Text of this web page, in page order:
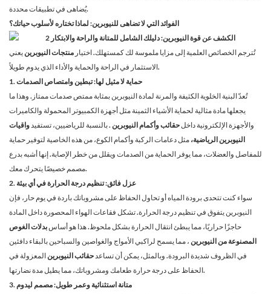
يُضاهى في تطبيقات محددة.
الفوائد التي لا تضاهى للنيوبرين: لماذا تختاره لأسلوب حياتك؟
تُترجم الخصائص العلمية إلى مزايا ملموسة لك كمستهلك. اختيار منتجات النيوبرينيعني
الاستثمار في الراحة والحماية والأداء الذي يدوم طويلاً.
1. حماية لا مثيل لها: تبطين وامتصاص الصدمات
تُعدّ البنية الخلوية الكثيفة والمرنة لمادة النيوبرين بمثابة ممتص صدمات ممتاز. وهذا ما
يجعلها مادة مثالية لحماية الأشياء الثمينة مثل أجهزة الكمبيوتر المحمولة والكاميرات
والأجهزة الإلكترونية داخلحقائب وأكمام النيوبرين. بالنسبة للرياضيين، تستفيدواقيات
النيوبرين الرياضية، مثل دعامات الركبة وأكمام الكوع، من هذه الخاصية لتوفير حماية
للمفاصل والعضلات، مما يوفر الحماية من الصدمات ويقلل من خطر الإصابة. إنها أشبه بدرع
مصمم خصيصًا يتحرك معك.
2. عزل فائق: تنظيم درجة الحرارة في أي بيئة
سواء كنت تتحدى برودة المياه أو تحاول الحفاظ على مشروباتك باردة في يوم حار، فإن
النيوبرين يتفوق في تنظيم درجة الحرارة. تشكل فقاعات الهواء المحصورة داخل المادة
حاجزًا حراريًا، مما يبطئ انتقال الحرارة بشكل ملحوظ. هذا هو أساسبدلات الغوص
المصنوعة من النيوبرين ، مما يسمح لراكبي الأمواج والغواصين والسباحين بالبقاء دافئين
في الظروف شديدة البرودة. وبالمثل، يمكن أن تساعدحقائب النيوبرينالمعزولة في
الحفاظ على درجة حرارة طعامك ومشروباتك، مما يطيل مدة نضارتها.
3. متانة استثنائية وعمر طويل: مصمم ليدوم